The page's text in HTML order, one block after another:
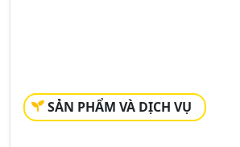
SẢN PHẨM VÀ DỊCH VỤ